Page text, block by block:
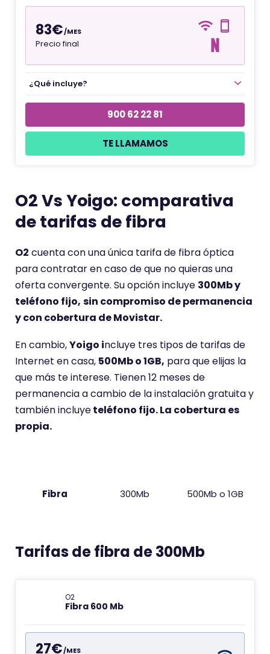
83€/MES
Precio final
¿Qué incluye?
900 62 22 81
TE LLAMAMOS
O2 Vs Yoigo: comparativa
de tarifas de fibra
O2 cuenta con una única tarifa de fibra óptica
para contratar en caso de que no quieras una
oferta convergente. Su opción incluye 300Mb y
teléfono fijo, sin compromiso de permanencia
y con cobertura de Movistar.
En cambio,Yoigo incluye tres tipos de tarifas de
Internet en casa, 500Mb o 1GB, para que elijas la
que más te interese. Tienen 12 meses de
permanencia a cambio de la instalación gratuita y
también incluyeteléfono fijo. La cobertura es
propia.
Fibra 300Mb 500Mb o 1GB
Tarifas de fibra de 300Mb
O2
Fibra 600 Mb
27€/MES